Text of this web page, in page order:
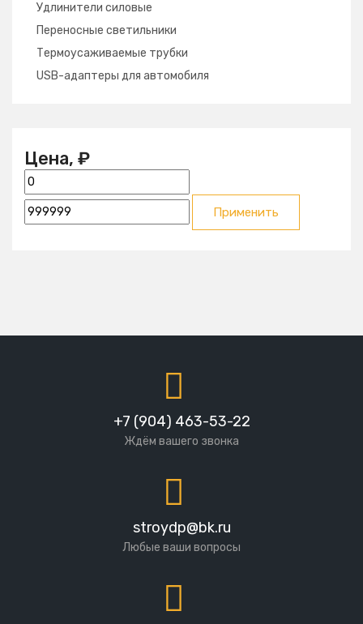
Удлинители силовые
Переносные светильники
Термоусаживаемые трубки
USB-адаптеры для автомобиля
Цена, ₽
Применить
+7 (904) 463-53-22
Ждём вашего звонка
stroydp@bk.ru
Любые ваши вопросы